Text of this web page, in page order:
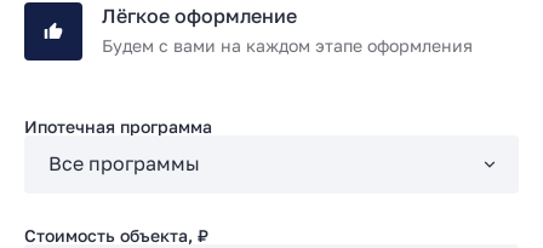
Лёгкое оформление
Будем с вами на каждом этапе оформления
Ипотечная программа
Стоимость объекта, ₽